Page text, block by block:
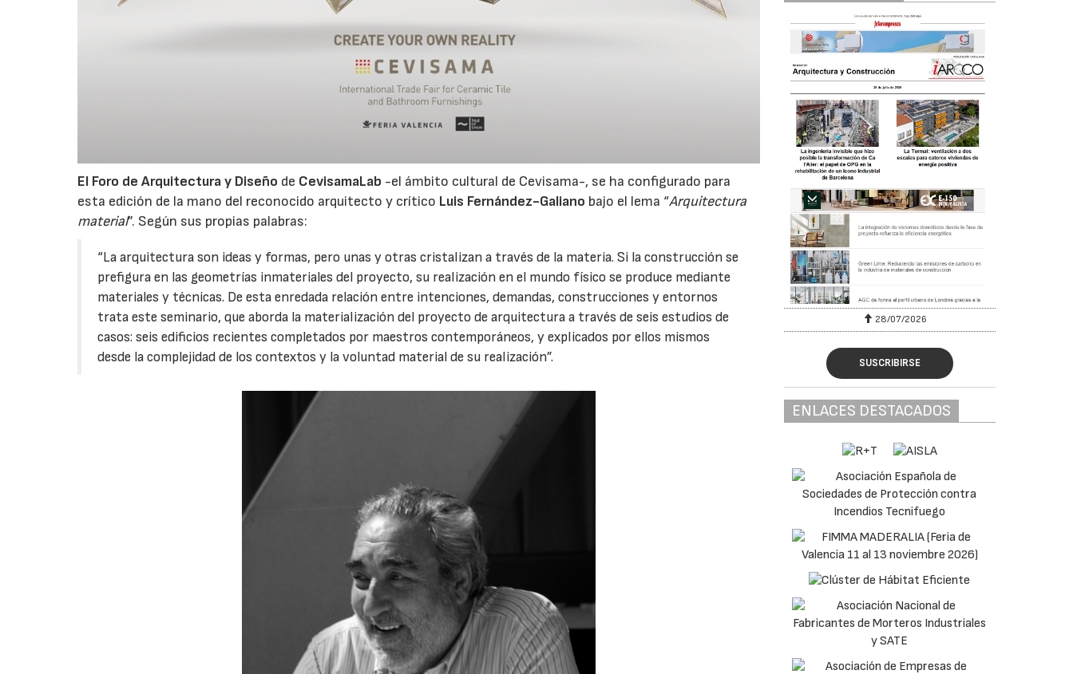
El Foro de Arquitectura y Diseño de CevisamaLab -el ámbito cultural de Cevisama-, se ha configurado para
esta edición de la mano del reconocido arquitecto y crítico Luis Fernández-Galiano bajo el lema “Arquitectura
material”. Según sus propias palabras:
“La arquitectura son ideas y formas, pero unas y otras cristalizan a través de la materia. Si la construcción se
prefigura en las geometrías inmateriales del proyecto, su realización en el mundo físico se produce mediante
materiales y técnicas. De esta enredada relación entre intenciones, demandas, construcciones y entornos
trata este seminario, que aborda la materialización del proyecto de arquitectura a través de seis estudios de
casos: seis edificios recientes completados por maestros contemporáneos, y explicados por ellos mismos
desde la complejidad de los contextos y la voluntad material de su realización”.
28/07/2026 30/07/2026 28/07/2026
SUSCRIBIRSE
ENLACES DESTACADOS